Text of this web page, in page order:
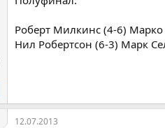
Роберт Милкинс (4-6)
Нил Робертсон (6-3) Марк
12.07.2013